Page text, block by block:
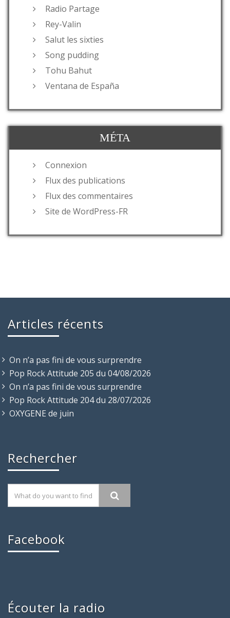
Radio Partage
Rey-Valin
Salut les sixties
Song pudding
Tohu Bahut
Ventana de España
MÉTA
Connexion
Flux des publications
Flux des commentaires
Site de WordPress-FR
Articles récents
On n’a pas fini de vous surprendre
Pop Rock Attitude 205 du 04/08/2026
On n’a pas fini de vous surprendre
Pop Rock Attitude 204 du 28/07/2026
OXYGENE de juin
Rechercher
Facebook
Écouter la radio